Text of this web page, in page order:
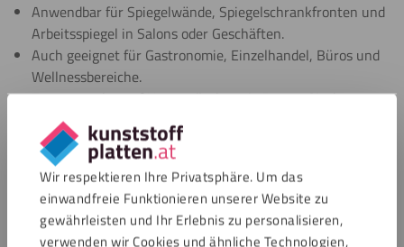
Wir respektieren Ihre Privatsphäre. Um das
einwandfreie Funktionieren unserer Website zu
gewährleisten und Ihr Erlebnis zu personalisieren,
verwenden wir Cookies und ähnliche Technologien,
Anwendbar für Spiegelwände, Spiegelschrankfronten und
Arbeitsspiegel in Salons oder Geschäften.
Auch geeignet für Gastronomie, Einzelhandel, Büros und
Wellnessbereiche.
Zu verwenden auf Untergründen wie Beton, Gipskarton,
Holz, Fliesen, Putz, Sperrholz, MDF und jeder stabilen
Kunststoffplatte.
Ideal, wenn du eine MS-Polymer-Masse für eine starke
und sichere Spiegelmontage suchst.
Du bist dir noch unsicher bei der Wahl des richtigen